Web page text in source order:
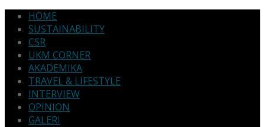
HOME
SUSTAINABILITY
CSR
UKM CORNER
AKADEMIKA
TRAVEL & LIFESTYLE
INTERVIEW
OPINION
GALERI